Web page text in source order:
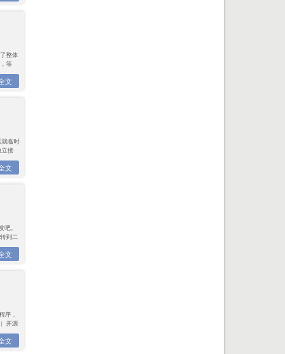
整体
等
文
临时
立接
文
。
到二
文
序，
开源
文